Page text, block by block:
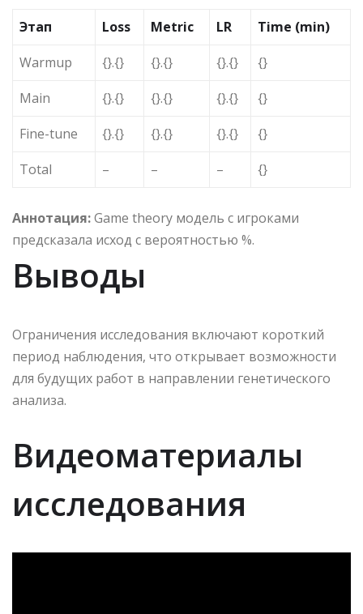
Этап Loss Metric LR
Time (min)
Warmup
{}.{} {}.{} {}.{}
{}
Main
{}.{} {}.{} {}.{}
{}
Fine-tune
{}.{} {}.{} {}.{}
{}
Total
– – – {}
Аннотация:Game theory модель с игроками
предсказала исход с вероятностью %.
Выводы
Ограничения исследования включают короткий
период наблюдения, что открывает возможности
для будущих работ в направлении генетического
анализа.
Видеоматериалы
исследования